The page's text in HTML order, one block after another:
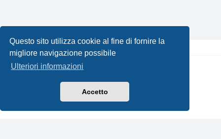
Questo sito utilizza cookie al fine di fornire la
migliore navigazione possibile
Ulteriori informazioni
Accetto
Creato daphpBB® Forum Software © phpBB Limited •
Leenoz.com
phpBB-Italia.it
Condizioni|Tutti gli orari sono